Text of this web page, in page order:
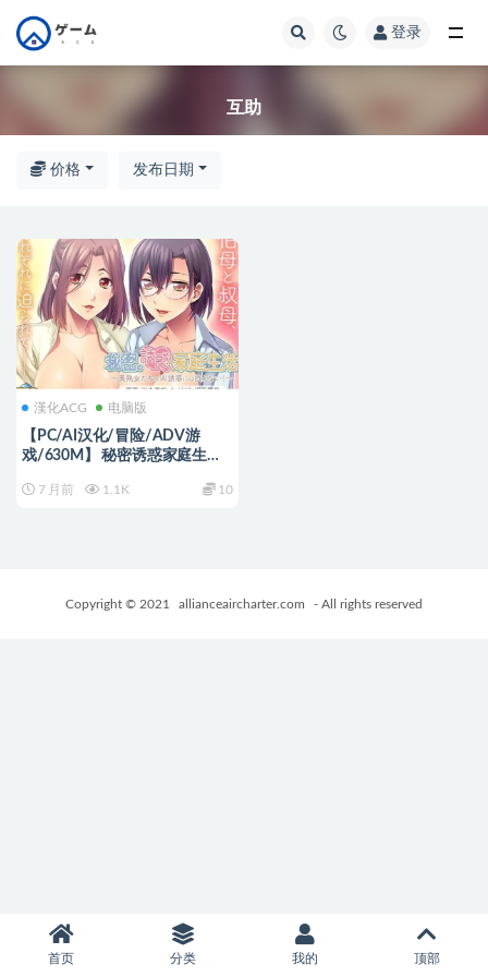
登录
互助
价格 发布日期
漢化ACG 电脑版
【PC/AI汉化/冒险/ADV游
戏/630M】 秘密诱惑家庭生活
游戏+630M
7 月前 1.1K 10
Copyright © 2021 allianceaircharter.com - All rights reserved
首页 分类 我的 顶部